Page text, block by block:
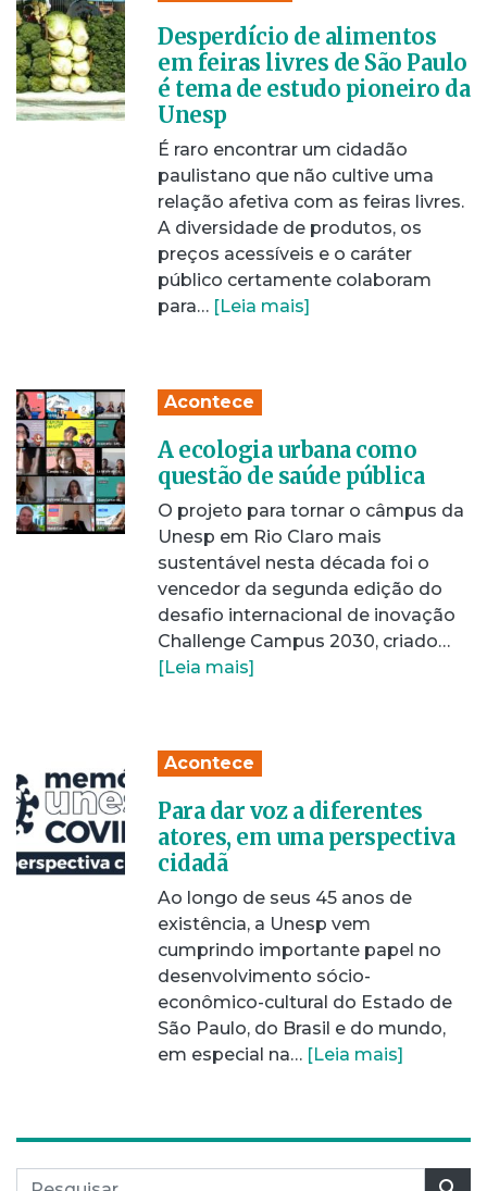
Desperdício de alimentos
em feiras livres de São Paulo
é tema de estudo pioneiro da
Unesp
É raro encontrar um cidadão
paulistano que não cultive uma
relação afetiva com as feiras livres.
A diversidade de produtos, os
preços acessíveis e o caráter
público certamente colaboram
para… [Leia mais]
Acontece
A ecologia urbana como
questão de saúde pública
O projeto para tornar o câmpus da
Unesp em Rio Claro mais
sustentável nesta década foi o
vencedor da segunda edição do
desafio internacional de inovação
Challenge Campus 2030, criado…
[Leia mais]
Acontece
Para dar voz a diferentes
atores, em uma perspectiva
cidadã
Ao longo de seus 45 anos de
existência, a Unesp vem
cumprindo importante papel no
desenvolvimento sócio-
econômico-cultural do Estado de
São Paulo, do Brasil e do mundo,
em especial na… [Leia mais]
Pesquisar por: